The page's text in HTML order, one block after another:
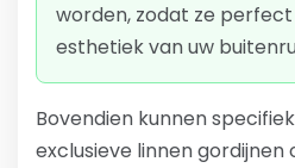
worden, zodat ze perfect
esthetiek van uw
Bovendien kunnen
exclusieve linnen gordijnen